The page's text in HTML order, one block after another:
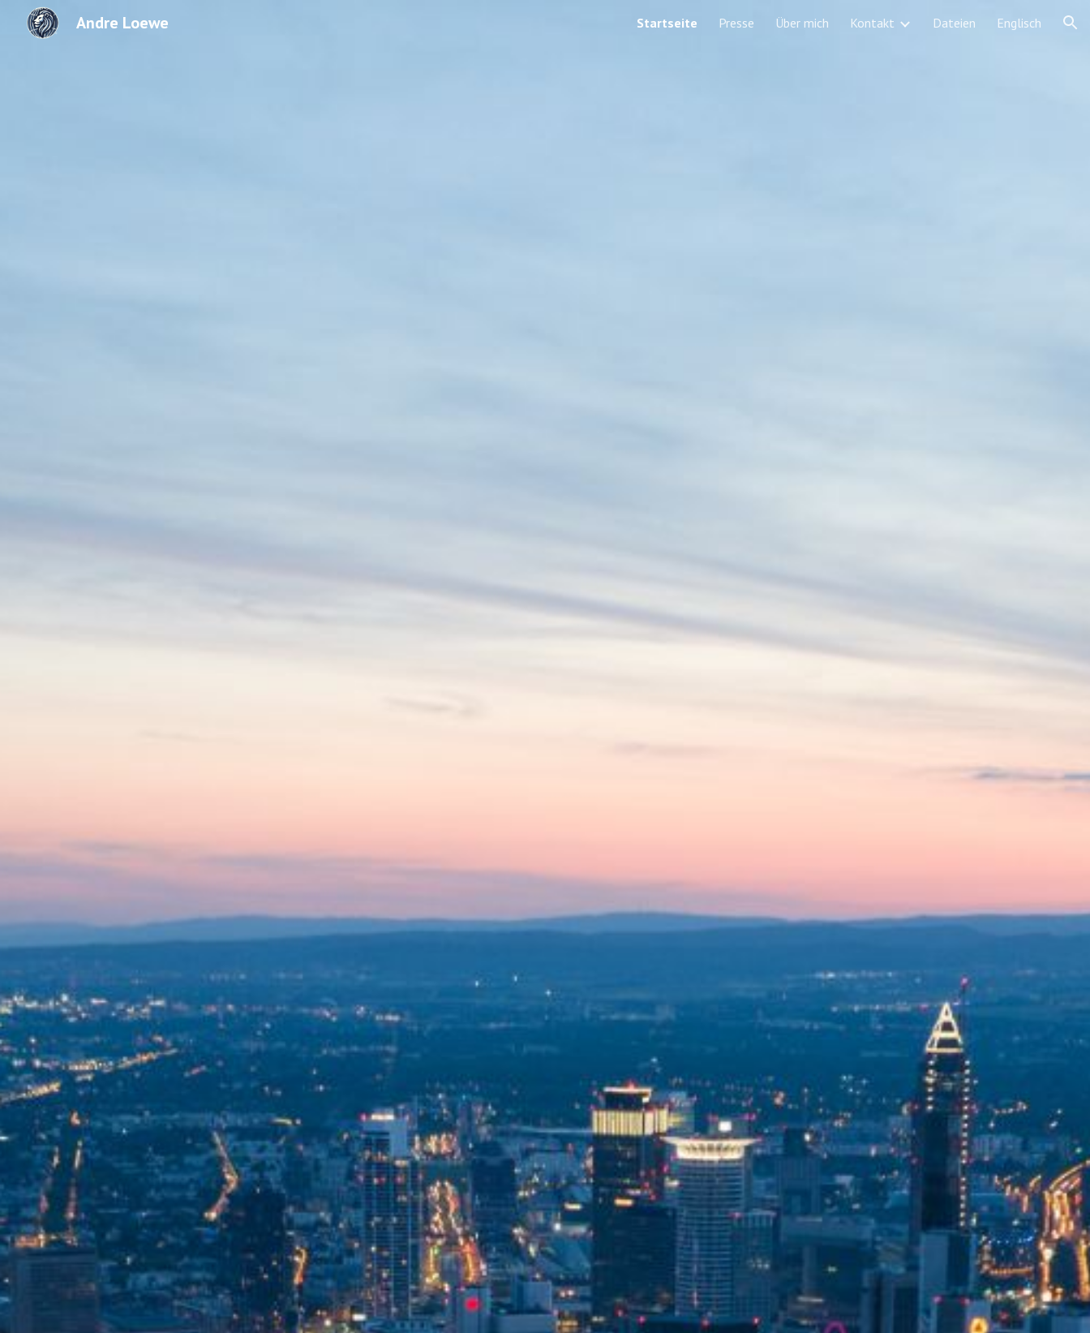
Skip to navigation
Andre Loewe Startseite Presse Über mich Kontakt Dateien Englisch